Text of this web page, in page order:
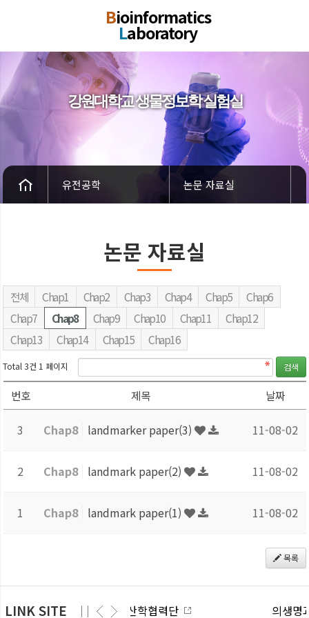
Bioinformatics
Laboratory
강원대학교 생물정보학 실험실
유전공학 논문 자료실
논문 자료실
전체 Chap1 Chap2 Chap3 Chap4 Chap5
Chap6
Chap7
Chap8 Chap9 Chap10 Chap11
Chap12
Chap13
Chap14 Chap15 Chap16
Total 3건 1 페이지
번호 제목 날짜
3 Chap8 landmarker paper(3) 11-08-02
2 Chap8 landmark paper(2) 11-08-02
1 Chap8 landmark paper(1) 11-08-02
목록
LINK SITE 산학협력단 의생명과학대학